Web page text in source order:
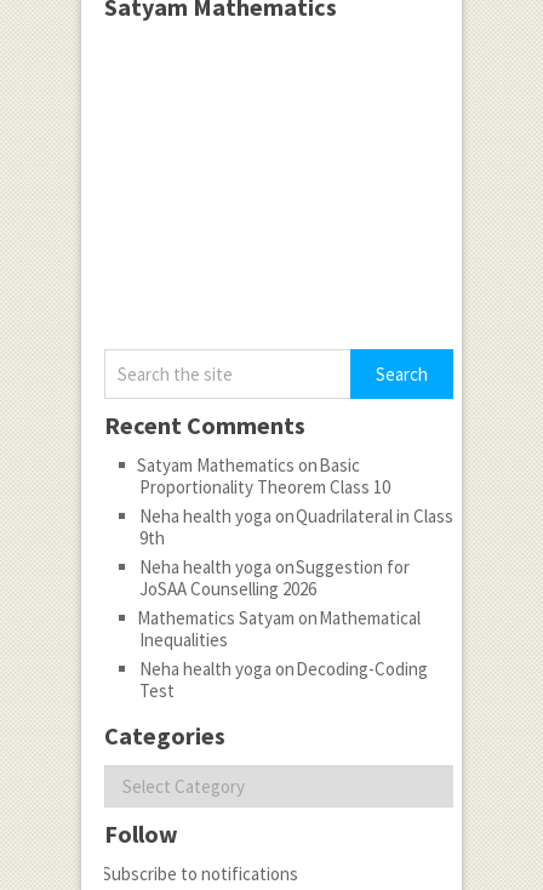
Satyam Mathematics
Recent Comments
Satyam Mathematics onBasic
Proportionality Theorem Class 10
Neha health yoga onQuadrilateral in Class
9th
Neha health yoga onSuggestion for
JoSAA Counselling 2026
Mathematics Satyam onMathematical
Inequalities
Neha health yoga onDecoding-Coding
Test
Categories
Categories
Follow
Subscribe to notifications